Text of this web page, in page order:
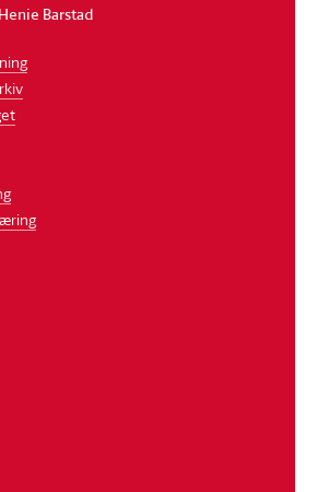
Barstad